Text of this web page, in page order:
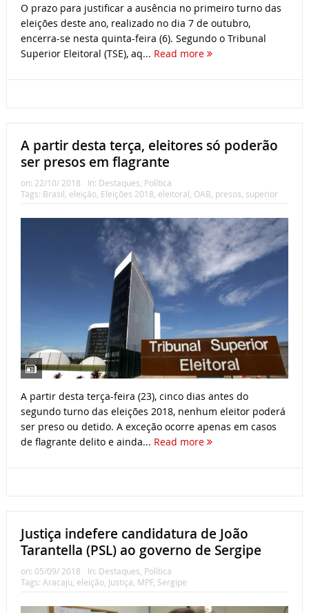
O prazo para justificar a ausência no primeiro turno das
eleições deste ano, realizado no dia 7 de outubro,
encerra-se nesta quinta-feira (6). Segundo o Tribunal
Superior Eleitoral (TSE), aq... Read more
A partir desta terça, eleitores só poderão
ser presos em flagrante
on: 22/10/ 2018 In: Destaques Política
Tags: Brasil eleição, Eleições 2018 eleitoral OAB presos superior
A partir desta terça-feira (23), cinco dias antes do
segundo turno das eleições 2018, nenhum eleitor poderá
ser preso ou detido. A exceção ocorre apenas em casos
de flagrante delito e ainda... Read more
Justiça indefere candidatura de João
Tarantella (PSL) ao governo de Sergipe
on: 05/09/ 2018 In: Destaques, Política
Tags: Aracaju, eleição, Justiça, MPF, Sergipe